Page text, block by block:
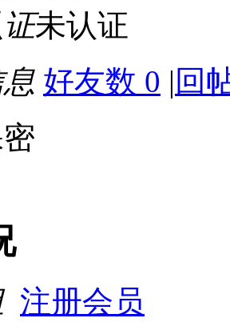
未认证
好友数 0 | 回
注册会员